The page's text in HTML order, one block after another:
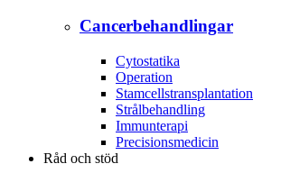
Cancerbehandlingar
Cytostatika
Operation
Stamcellstransplantation
Strålbehandling
Immunterapi
Precisionsmedicin
Råd och stöd